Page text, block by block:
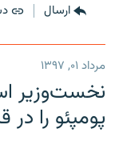
ارسال
مرداد ۰۱, ۱۳۹۷
نخست‌وزیر
پومپئو را